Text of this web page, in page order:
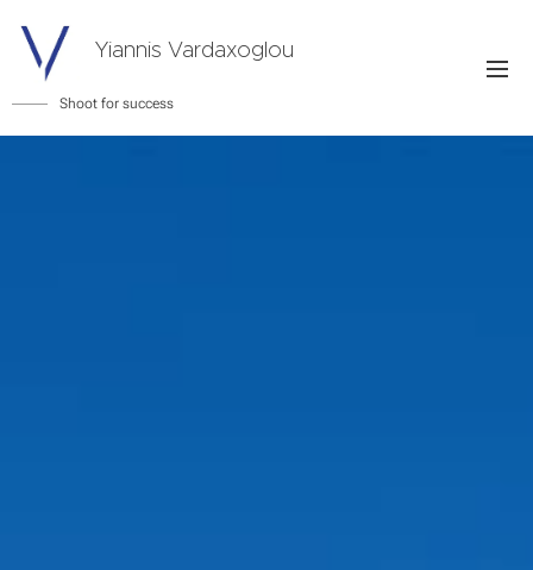
Yiannis Vardaxoglou
Shoot for success